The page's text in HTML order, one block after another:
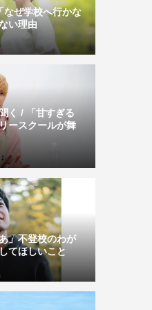
なぜ学校へ行かな
い理由
く / 「甘すぎる
ースクールが舞
」不登校のわが
てほしいこと